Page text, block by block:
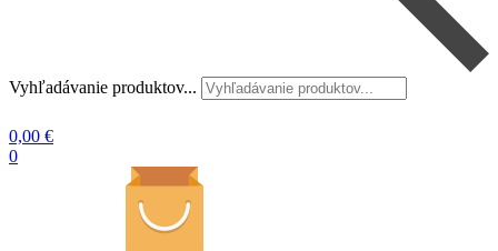
Vyhľadávanie produktov...
0,00 €
0